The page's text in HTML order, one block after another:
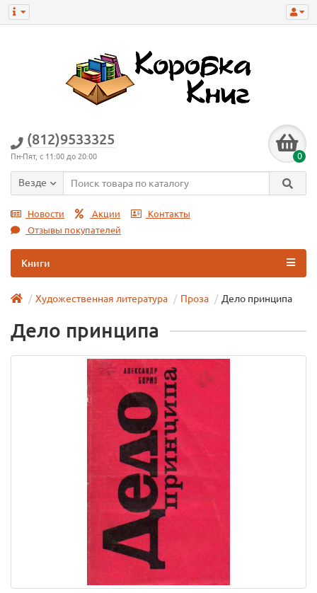
(812)9533325
Пн-Пят, с 11:00 до 20:00 0
Везде
Новости Акции
Контакты
Отзывы покупателей
Книги
Художественная литература Проза Дело принципа
Дело принципа